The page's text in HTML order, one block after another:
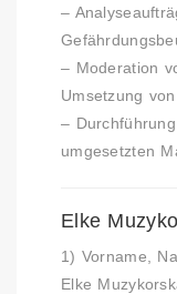
–
– Moderation
Umsetzung
–
umgesetzten
Elke
1) Vorname,
Elke